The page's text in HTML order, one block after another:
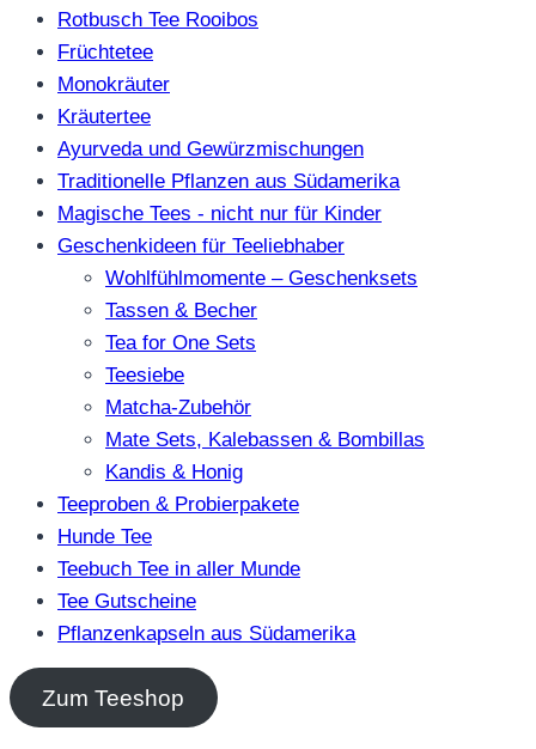
Rotbusch Tee Rooibos
Früchtetee
Monokräuter
Kräutertee
Ayurveda und Gewürzmischungen
Traditionelle Pflanzen aus Südamerika
Magische Tees - nicht nur für Kinder
Geschenkideen für Teeliebhaber
Wohlfühlmomente – Geschenksets
Tassen & Becher
Tea for One Sets
Teesiebe
Matcha-Zubehör
Mate Sets, Kalebassen & Bombillas
Kandis & Honig
Teeproben & Probierpakete
Hunde Tee
Teebuch Tee in aller Munde
Tee Gutscheine
Pflanzenkapseln aus Südamerika
Zum Teeshop